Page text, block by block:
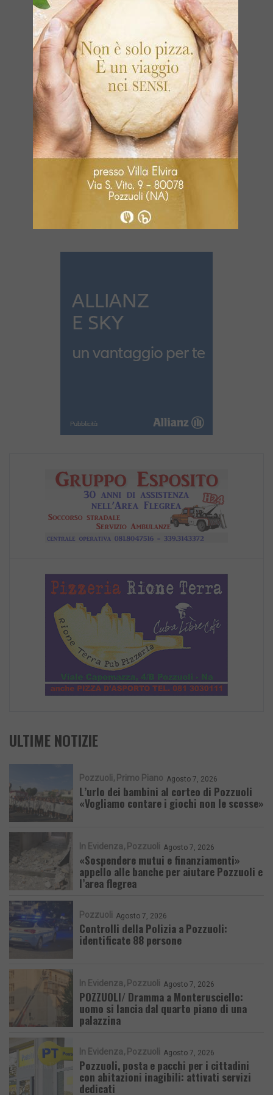
ULTIME NOTIZIE
Pozzuoli Primo Piano Agosto 7, 2026
L’urlo dei bambini al corteo di Pozzuoli
«Vogliamo contare i giochi non le scosse»
In Evidenza Pozzuoli Agosto 7, 2026
«Sospendere mutui e finanziamenti»
appello alle banche per aiutare Pozzuoli e
l’area flegrea
Pozzuoli Agosto 7, 2026
Controlli della Polizia a Pozzuoli:
identificate 88 persone
In Evidenza Pozzuoli Agosto 7, 2026
POZZUOLI/ Dramma a Monterusciello:
uomo si lancia dal quarto piano di una
palazzina
In Evidenza Pozzuoli Agosto 7, 2026
Pozzuoli, posta e pacchi per i cittadini
con abitazioni inagibili: attivati servizi
dedicati